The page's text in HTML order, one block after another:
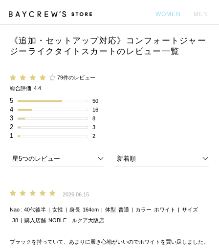
WOMEN MEN
《追加・セットアップ対応》コンフォートジャー
ジーライクタイトスカートのレビュー一覧
79件のレビュー
総合評価 4.4
5 50
4 16
3 8
2 3
1 2
2026.06.15
Nao 40代後半 女性 身長 164cm 体型 普通 カラー ホワイト
サイズ
38
購入店舗 NOBLE ルクア大阪店
ブラックを持っていて、あまりに履き心地がいいのでホワイトを買い足しました。